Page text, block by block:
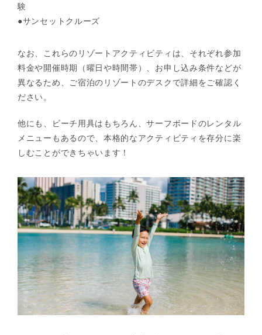
験
●サンセットクルーズ
なお、これらのリゾートアクティビティは、それぞれ参加
料金や開催時期（曜日や時間帯）、お申し込み条件などが
異なるため、ご宿泊のリゾートのデスクで詳細をご確認く
ださい。
他にも、ビーチ用具はもちろん、サーフボードのレンタル
メニューもあるので、本格的なアクティビティを存分に楽
しむことができちゃいます！